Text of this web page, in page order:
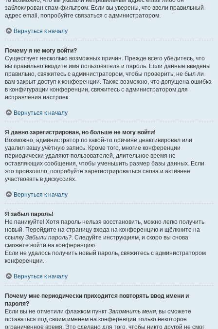
заблокирован спам-фильтром. Если вы уверены, что ввели правильный
адрес email, попробуйте связаться с администратором.
Вернуться к началу
Почему я не могу войти?
Существует несколько возможных причин. Прежде всего убедитесь, что
вы правильно вводите имя пользователя и пароль. Если данные введены
правильно, свяжитесь с администратором, чтобы проверить, не был ли
вам закрыт доступ к конференции. Также возможно, что допущена ошибка
в конфигурации конференции, свяжитесь с администратором для
исправления настроек.
Вернуться к началу
Я давно зарегистрирован, но больше не могу войти!
Возможно, администратор по какой-то причине деактивировал или
удалил вашу учётную запись. Кроме того, многие конференции
периодически удаляют пользователей, длительное время не
оставляющих сообщения, чтобы уменьшить размер базы данных. Если
это произошло, попробуйте зарегистрироваться снова и активнее
участвовать в дискуссиях.
Вернуться к началу
Я забыл пароль!
Не паникуйте! Хотя пароль нельзя восстановить, можно легко получить
новый. Перейдите на страницу входа на конференцию и щёлкните на
ссылку Забыли пароль?. Следуйте инструкциям, и скоро вы снова
сможете войти на конференцию.
Если не удалось получить новый пароль, свяжитесь с администратором
конференции.
Вернуться к началу
Почему мне периодически приходится повторять ввод имени и
пароля?
Если вы не отметили флажком пункт Запомнить меня, вы сможете
оставаться под своим именем на конференции только некоторое
ограниченное время. Это сделано для того, чтобы никто другой не смог